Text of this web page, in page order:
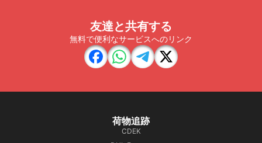
友達と共有する
無料で便利なサービスへのリンク
荷物追跡
CDEK